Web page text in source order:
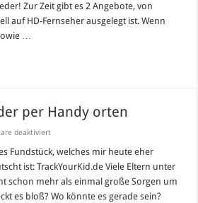
Zur Zeit gibt es 2 Angebote, von
auf HD-Fernseher ausgelegt ist. Wenn
…
per Handy orten
deaktiviertfür
eigenen
per
Handy
orten
Fundstück, welches mir heute eher
ist: TrackYourKid.de Viele Eltern unter
schon mehr als einmal große Sorgen um
es bloß? Wo könnte es gerade sein?